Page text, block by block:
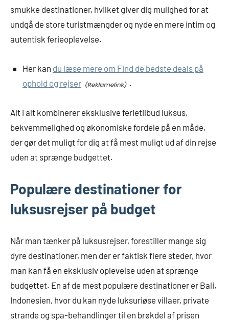
smukke destinationer, hvilket giver dig mulighed for at
undgå de store turistmængder og nyde en mere intim og
autentisk ferieoplevelse.
Her kan du læse mere om Find de bedste deals på
ophold og rejser
.
Alt i alt kombinerer eksklusive ferietilbud luksus,
bekvemmelighed og økonomiske fordele på en måde,
der gør det muligt for dig at få mest muligt ud af din rejse
uden at sprænge budgettet.
Populære destinationer for
luksusrejser på budget
Når man tænker på luksusrejser, forestiller mange sig
dyre destinationer, men der er faktisk flere steder, hvor
man kan få en eksklusiv oplevelse uden at sprænge
budgettet. En af de mest populære destinationer er Bali,
Indonesien, hvor du kan nyde luksuriøse villaer, private
strande og spa-behandlinger til en brøkdel af prisen